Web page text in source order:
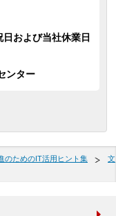
および当社休業日
ンター
のためのIT活用ヒント集
文